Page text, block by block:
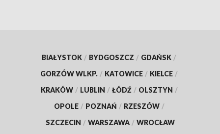
BIAŁYSTOK / BYDGOSZCZ / GDAŃSK /
GORZÓW WLKP. / KATOWICE / KIELCE /
KRAKÓW / LUBLIN / ŁÓDŹ / OLSZTYN /
OPOLE / POZNAŃ / RZESZÓW /
SZCZECIN / WARSZAWA / WROCŁAW